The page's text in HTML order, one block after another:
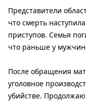
Представители
что смерть
приступов. Семья
что раньше у
После обращения
уголовное
убийстве.